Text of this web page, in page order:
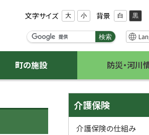
文字サイズ 大 小 背景 白 黒
検
ー
ワ
検索
町の施設 防災・河川
サ
イ
介護保険
介護保険の仕組み